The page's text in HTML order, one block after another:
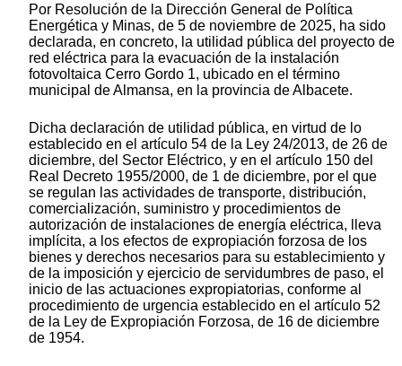
Por Resolución de la Dirección General de Política
Energética y Minas, de 5 de noviembre de 2025, ha sido
declarada, en concreto, la utilidad pública del proyecto de
red eléctrica para la evacuación de la instalación
fotovoltaica Cerro Gordo 1, ubicado en el término
municipal de Almansa, en la provincia de Albacete.
Dicha declaración de utilidad pública, en virtud de lo
establecido en el artículo 54 de la Ley 24/2013, de 26 de
diciembre, del Sector Eléctrico, y en el artículo 150 del
Real Decreto 1955/2000, de 1 de diciembre, por el que
se regulan las actividades de transporte, distribución,
comercialización, suministro y procedimientos de
autorización de instalaciones de energía eléctrica, lleva
implícita, a los efectos de expropiación forzosa de los
bienes y derechos necesarios para su establecimiento y
de la imposición y ejercicio de servidumbres de paso, el
inicio de las actuaciones expropiatorias, conforme al
procedimiento de urgencia establecido en el artículo 52
de la Ley de Expropiación Forzosa, de 16 de diciembre
de 1954.